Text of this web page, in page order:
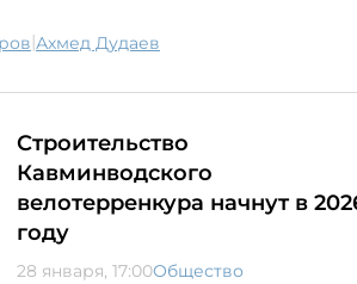
| Ахмед Дудаев
Строительство
Кавминводского
велотерренкура начнут в
году
28 января, 17:00Общество